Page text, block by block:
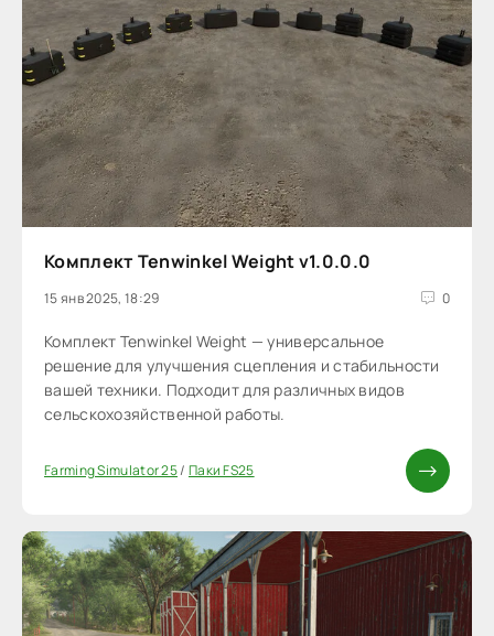
Комплект Tenwinkel Weight v1.0.0.0
15 янв 2025, 18:29 0
Комплект Tenwinkel Weight — универсальное
решение для улучшения сцепления и стабильности
вашей техники. Подходит для различных видов
сельскохозяйственной работы.
Farming Simulator 25/ Паки FS25